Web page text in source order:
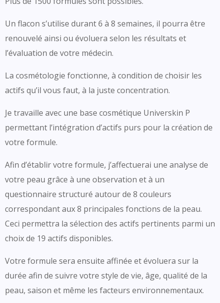
Un flacon s’utilise durant 6 à 8 semaines, il pourra être
renouvelé ainsi ou évoluera selon les résultats et
l’évaluation de votre médecin.
La cosmétologie fonctionne, à condition de choisir les
actifs qu’il vous faut, à la juste concentration.
Je travaille avec une base cosmétique Universkin P
permettant l’intégration d’actifs purs pour la création de
votre formule.
Afin d’établir votre formule, j’affectuerai une analyse de
votre peau grâce à une observation et à un
questionnaire structuré autour de 8 couleurs
correspondant aux 8 principales fonctions de la peau.
Ceci permettra la sélection des actifs pertinents parmi un
choix de 19 actifs disponibles.
Votre formule sera ensuite affinée et évoluera sur la
durée afin de suivre votre style de vie, âge, qualité de la
peau, saison et même les facteurs environnementaux.